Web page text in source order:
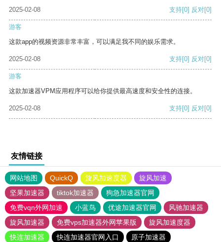
2025-02-08 支持[0] 反对[0]
游客
这款app的视频资源非常丰富，可以满足我不同的娱乐需求。
2025-02-08 支持[0] 反对[0]
游客
这款加速器VPM应用程序可以给你提供最高速度和安全性的连接。
2025-02-08 支持[0] 反对[0]
友情链接
网站地图 QuickQ 旋风加速度器
旋风加速
坚果加速器
tiktok加速器
狗急加速器官网
免费vqn外网加速
小蓝鸟 优途加速器官网
风驰加速器
旋风加速器
免费vps加速器外网苹果版
旋风加速度器
快连加速器
快连加速器官网入口
原子加速器